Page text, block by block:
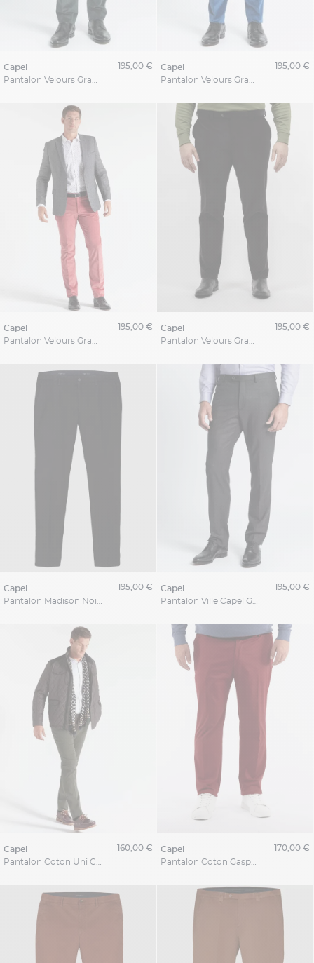
capel
Pantalon Velours Grant Vert Capel Grande Taille
195,00 €
capel
Pantalon Velours Grant Bleu Capel Grande Taille
195,00 €
capel
195,00 €
capel
195,00 €
capel
Pantalon Madison Noir Capel Grande Taille
195,00 €
capel
Pantalon Ville Capel Grande Taille
195,00 €
capel
160,00 €
capel
170,00 €